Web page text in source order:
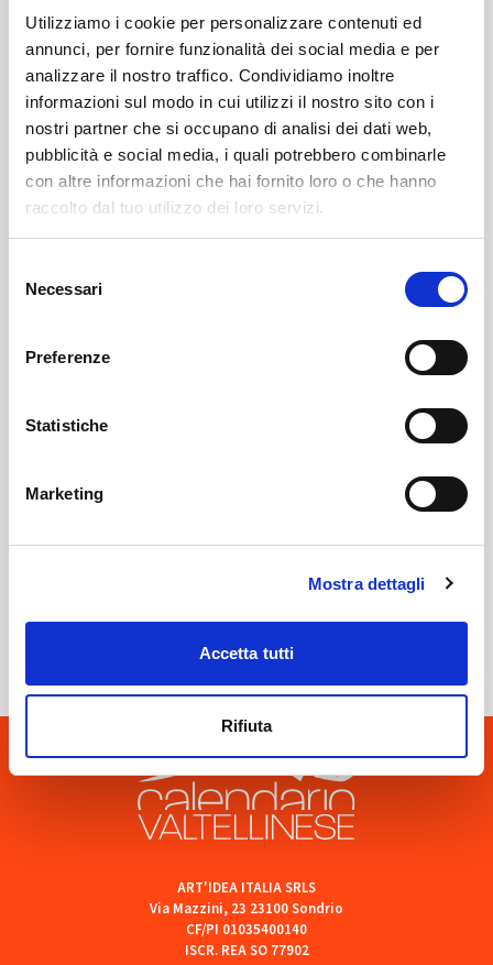
Utilizziamo i cookie per personalizzare contenuti ed
annunci, per fornire funzionalità dei social media e per
analizzare il nostro traffico. Condividiamo inoltre
informazioni sul modo in cui utilizzi il nostro sito con i
nostri partner che si occupano di analisi dei dati web,
pubblicità e social media, i quali potrebbero combinarle
con altre informazioni che hai fornito loro o che hanno
raccolto dal tuo utilizzo dei loro servizi.
delNecessari
Preferenze
Statistiche
Marketing
Mostra dettagli
Accetta tutti
Rifiuta
Leggi qui il necrologio:
sondrini-ved-fontana/
Postalesio Necrologi
SOF Società Onoranze Funebri
ART'IDEA ITALIA SRLS
Via Mazzini, 23 23100 Sondrio
CF/PI 01035400140
ISCR. REA SO 77902